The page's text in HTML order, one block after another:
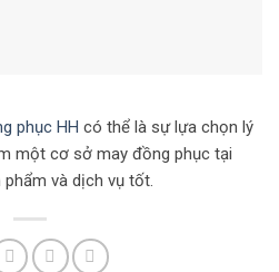
phục HH có thể là sự lựa chọn lý
một cơ sở may đồng phục tại
và dịch vụ tốt.